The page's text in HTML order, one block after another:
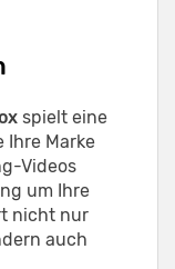
spielt eine
Ihre Marke
Videos
um Ihre
nicht nur
auch